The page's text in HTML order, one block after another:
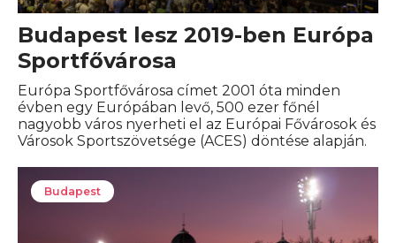
Budapest lesz 2019-ben Európa
Sportfővárosa
Európa Sportfővárosa címet 2001 óta minden
évben egy Európában levő, 500 ezer főnél
nagyobb város nyerheti el az Európai Fővárosok és
Városok Sportszövetsége (ACES) döntése alapján.
Budapest